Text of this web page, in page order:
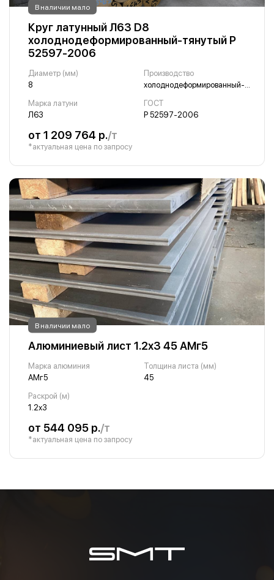
В наличии мало
Круг латунный Л63 D8
холоднодеформированный-тянутый Р
52597-2006
Диаметр (мм)
8
Производство
холоднодеформированный-тянутый
Марка латуни
Л63
ГОСТ
Р 52597-2006
от 1 209 764 р./т
*актуальная цена по запросу
В наличии мало
Алюминиевый лист 1.2х3 45 АМг5
Марка алюминия
АМг5
Толщина листа (мм)
45
Раскрой (м)
1.2х3
от 544 095 р./т
*актуальная цена по запросу